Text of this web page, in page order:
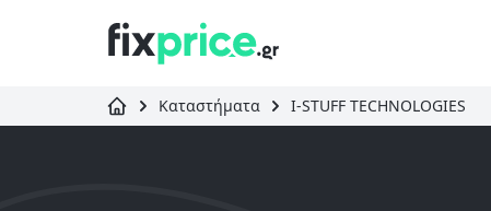
Καταστήματα I-STUFF TECHNOLOGIES